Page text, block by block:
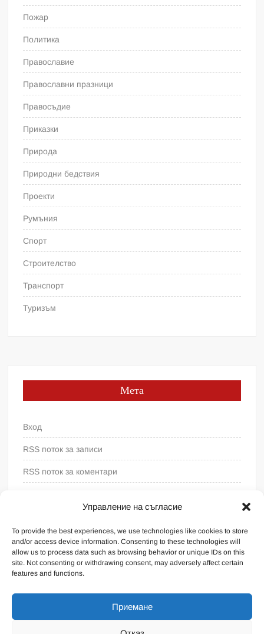
Управление на съгласие
To provide the best experiences, we use technologies like cookies to store
and/or access device information. Consenting to these technologies will
allow us to process data such as browsing behavior or unique IDs on this
site. Not consenting or withdrawing consent, may adversely affect certain
features and functions.
Приемане
Пожар
Политика
Православие
Православни празници
Правосъдие
Приказки
Природа
Природни бедствия
Проекти
Румъния
Спорт
Строителство
Транспорт
Туризъм
Мета
Вход
RSS поток за записи
RSS поток за коментари